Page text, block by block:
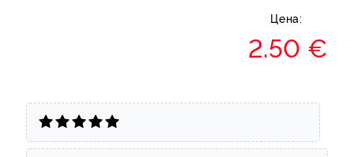
Цена:
2.50 €